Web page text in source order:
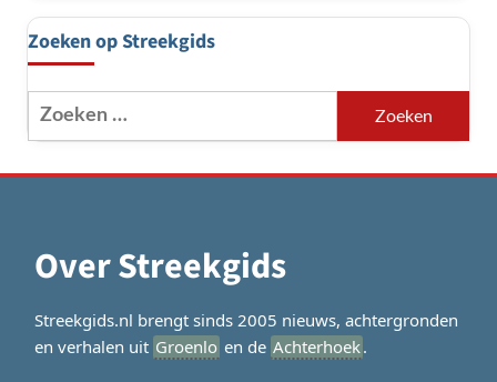
Zoeken op Streekgids
Zoeken
naar:
Over Streekgids
Streekgids.nl brengt sinds 2005 nieuws, achtergronden
en verhalen uit Groenlo en de Achterhoek.